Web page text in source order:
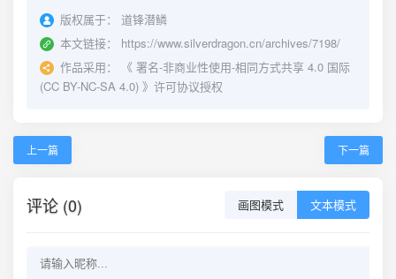
版权属于：
道锋潜鳞
本文链接：
https://www.silverdragon.cn/archives/7198/
作品采用：
《 署名-非商业性使用-相同方式共享 4.0 国际
(CC BY-NC-SA 4.0) 》许可协议授权
上一篇 下一篇
评论 (0) 画图模式 文本模式